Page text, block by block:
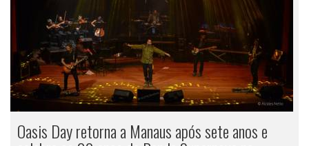
Oasis Day retorna a Manaus após sete anos e